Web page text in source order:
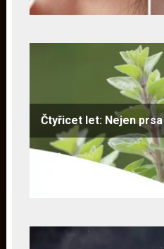
Čtyřicet let: Nejen